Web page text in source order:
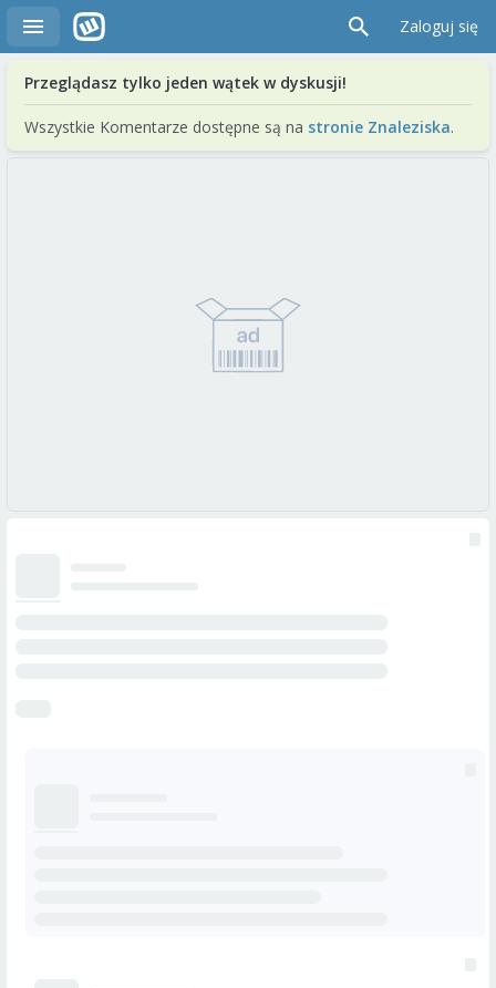
Zaloguj się
Przeglądasz tylko jeden wątek w dyskusji!
Wszystkie Komentarze dostępne są na stronie Znaleziska.